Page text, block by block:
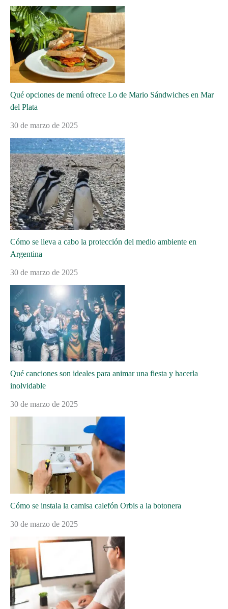
Qué opciones de menú ofrece Lo de Mario Sándwiches en Mar
del Plata
30 de marzo de 2025
Cómo se lleva a cabo la protección del medio ambiente en
Argentina
30 de marzo de 2025
Qué canciones son ideales para animar una fiesta y hacerla
inolvidable
30 de marzo de 2025
Cómo se instala la camisa calefón Orbis a la botonera
30 de marzo de 2025